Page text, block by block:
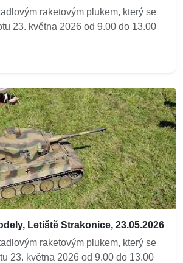
raketovým plukem, který se
23. května 2026 od 9.00 do 13.00
Letiště Strakonice, 23.05.2026
raketovým plukem, který se
23. května 2026 od 9.00 do 13.00